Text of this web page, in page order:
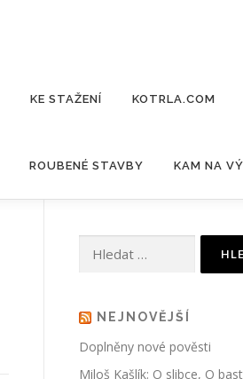
KE STAŽENÍ KOTRLA.COM
ROUBENÉ STAVBY KAM NA
NEJNOVĚJŠÍ
Doplněny nové pověsti
Miloš Kašlík: O slibce, O